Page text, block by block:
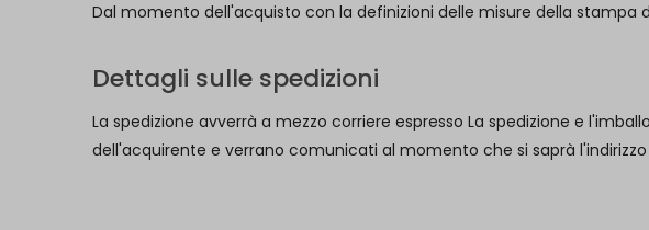
Dal momento dell'acquisto con la definizioni delle misure della
Dettagli sulle spedizioni
La spedizione avverrà a mezzo corriere espresso La spedizione e
dell'acquirente e verrano comunicati al momento che si saprà l'indirizzo